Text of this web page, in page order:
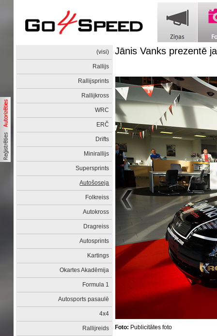
(visi)
Rallijs
Rallijsprints
Rallijkross
WRC
ERČ
Drifts
Minirallijs
Supersprints
Autošoseja
Folkreiss
Autokross
Dragreiss
Autosprints
Kartings
Okartes Akadēmija
Formula 1
Autosports pasaulē
4x4
Rallijreids
Jānis Vanks prezentē
Foto: Publicitātes foto